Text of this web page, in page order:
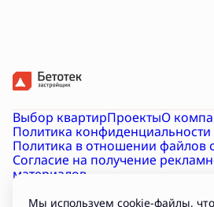
Выбор квартирПроектыО
Политика конфиденциальности
Политика в отношении файлов
Согласие на получение
материалов
Проектная декларация на
Мы используем cookie-файлы,